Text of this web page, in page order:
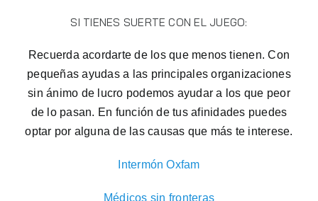
SI TIENES SUERTE CON EL JUEGO:
Recuerda acordarte de los que menos tienen. Con
pequeñas ayudas a las principales organizaciones
sin ánimo de lucro podemos ayudar a los que peor
de lo pasan. En función de tus afinidades puedes
optar por alguna de las causas que más te interese.
Intermón Oxfam
Médicos sin fronteras